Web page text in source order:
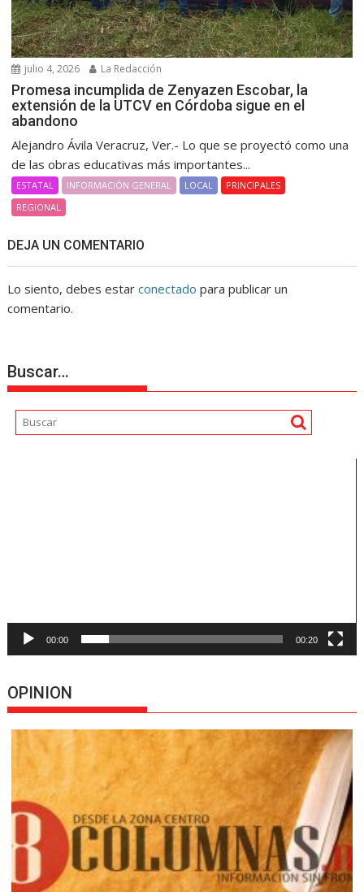
julio 4, 2026 La Redacción
Promesa incumplida de Zenyazen Escobar, la
extensión de la UTCV en Córdoba sigue en el
abandono
Alejandro Ávila Veracruz, Ver.- Lo que se proyectó como una
de las obras educativas más importantes...
ESTATAL INFORMACIÓN GENERAL LOCAL
PRINCIPALES
REGIONAL
DEJA UN COMENTARIO
Lo siento, debes estarconectado para publicar un
comentario.
Buscar…
00:00 00:20
OPINION